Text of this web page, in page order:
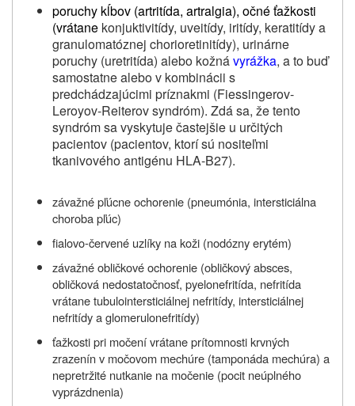
poruchy kĺbov (artritída, artralgia), očné ťažkosti
(vrátane konjuktivitídy, uveitídy, iritídy, keratitídy a
granulomatóznej chorioretinitídy), urinárne
poruchy (uretritída) alebo kožnávyrážka, a to buď
samostatne alebo v kombinácii s
predchádzajúcimi príznakmi (Fiessingerov-
Leroyov-Reiterov syndróm). Zdá sa, že tento
syndróm sa vyskytuje častejšie u určitých
pacientov (pacientov, ktorí sú nositeľmi
tkanivového antigénu HLA-B27).
závažné pľúcne ochorenie (pneumónia, intersticiálna
choroba pľúc)
fialovo-červené uzlíky na koži (nodózny erytém)
závažné obličkové ochorenie (obličkový absces,
obličková nedostatočnosť, pyelonefritída, nefritída
vrátane tubulointersticiálnej nefritídy, intersticiálnej
nefritídy a glomerulonefritídy)
ťažkosti pri močení vrátane prítomnosti krvných
zrazenín v močovom mechúre (tamponáda mechúra) a
nepretržité nutkanie na močenie (pocit neúplného
vyprázdnenia)